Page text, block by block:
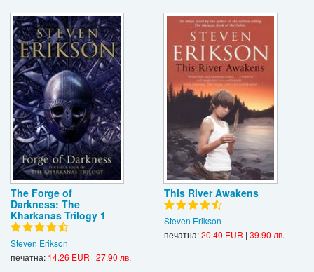
The Forge of
Darkness: The
Kharkanas Trilogy 1
Steven Erikson
печатна: 14.26 EUR | 27.90 лв.
This River Awakens
Steven Erikson
печатна:20.40 EUR | 39.90 лв.